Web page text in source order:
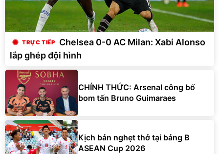
Chelsea 0-0 AC Milan: Xabi Alonso
lắp ghép đội hình
CHÍNH THỨC: Arsenal công bố
bom tấn Bruno Guimaraes
Kịch bản nghẹt thở tại bảng B
ASEAN Cup 2026